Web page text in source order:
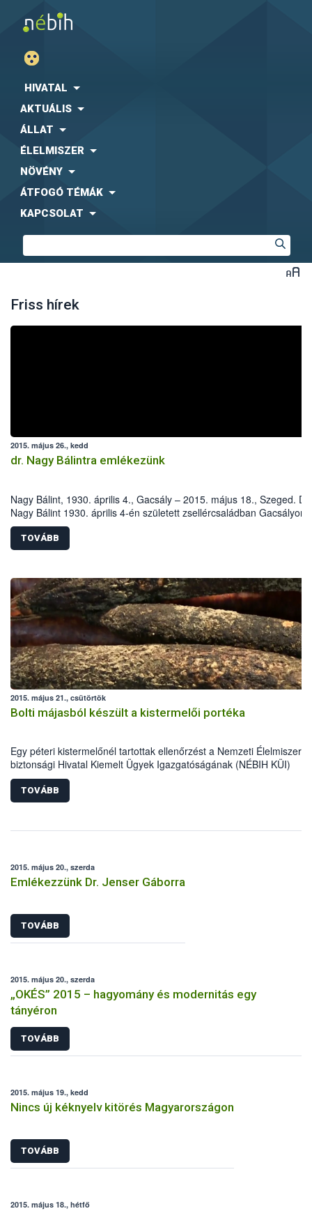
HIVATAL
AKTUÁLIS
ÁLLAT
ÉLELMISZER
NÖVÉNY
ÁTFOGÓ TÉMÁK
KAPCSOLAT
Friss hírek
2015. május 26., kedd
dr. Nagy Bálintra emlékezünk
Nagy Bálint, 1930. április 4., Gacsály – 2015. május 18., Szeged. Dr.
Nagy Bálint 1930. április 4-én született zsellércsaládban Gacsályon.
Iskoláit szülőfalujában, majd az Eszterházy Kertészeti
később a harkovi (Szovjetunió) Dokucsájev Mezőgazdasági
Növényvédelmi Fakultásán végezte.
TOVÁBB
2015. május 21., csütörtök
Bolti májasból készült a kistermelői portéka
Egy péteri kistermelőnél tartottak ellenőrzést a Nemzeti
biztonsági Hivatal Kiemelt Ügyek Igazgatóságának (NÉBIH KÜI)
szakemberei április közepén. A helyszínen tapasztalt számos
szabálytalanság miatt mintegy 5700 kg alapanyag, félkész- és
késztermék forgalomból történő kivonását és megsemmisítését
TOVÁBB
2015. május 20., szerda
Emlékezzünk Dr. Jenser Gáborra
TOVÁBB
2015. május 20., szerda
„OKÉS” 2015 – hagyomány és modernitás egy
tányéron
TOVÁBB
2015. május 19., kedd
Nincs új kéknyelv kitörés Magyarországon
TOVÁBB
2015. május 18., hétfő